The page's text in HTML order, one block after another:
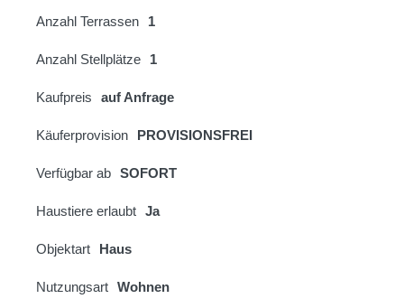
Anzahl Terrassen 1
Anzahl Stellplätze 1
Kaufpreis auf Anfrage
Käuferprovision PROVISIONSFREI
Verfügbar ab SOFORT
Haustiere erlaubt Ja
Objektart Haus
Nutzungsart Wohnen